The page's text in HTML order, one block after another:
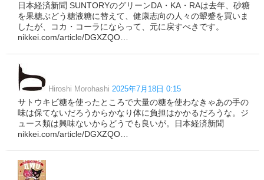
日本経済新聞 SUNTORYのグリーンDA・KA・RAは去年、砂糖
を果糖ぶどう糖液糖に替えて、健康志向の人々の顰蹙を買いま
したが、コカ・コーラにならって、元に戻すべきです。
nikkei.com/article/DGXZQO…
Hiroshi Morohashi 2025年7月18日 0:15
サトウキビ糖を使ったところで大量の糖を使わなきゃあの手の
味は保てないだろうからかなり体に負担はかかるだろうな。ジ
ュース類は興味ないからどうでも良いが。日本経済新聞
nikkei.com/article/DGXZQO…